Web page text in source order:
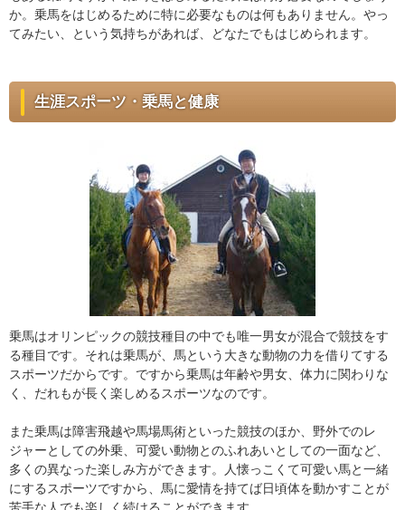
か。乗馬をはじめるために特に必要なものは何もありません。やっ
てみたい、という気持ちがあれば、どなたでもはじめられます。
生涯スポーツ・乗馬と健康
乗馬はオリンピックの競技種目の中でも唯一男女が混合で競技をす
る種目です。それは乗馬が、馬という大きな動物の力を借りてする
スポーツだからです。ですから乗馬は年齢や男女、体力に関わりな
く、だれもが長く楽しめるスポーツなのです。
また乗馬は障害飛越や馬場馬術といった競技のほか、野外でのレ
ジャーとしての外乗、可愛い動物とのふれあいとしての一面など、
多くの異なった楽しみ方ができます。人懐っこくて可愛い馬と一緒
にするスポーツですから、馬に愛情を持てば日頃体を動かすことが